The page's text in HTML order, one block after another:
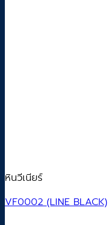
หินวีเนียร์
VF0002 (LINE BLACK)